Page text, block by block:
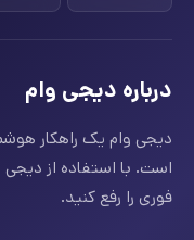
درباره دیجی وام
دیجی وام یک راهکار
است. با استفاده از دیجی
فوری را رفع کنید.